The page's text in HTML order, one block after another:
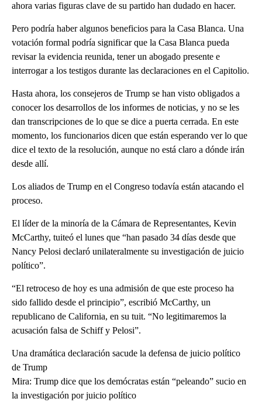
ahora varias figuras clave de su partido han dudado en hacer.
Pero podría haber algunos beneficios para la Casa Blanca. Una
votación formal podría significar que la Casa Blanca pueda
revisar la evidencia reunida, tener un abogado presente e
interrogar a los testigos durante las declaraciones en el Capitolio.
Hasta ahora, los consejeros de Trump se han visto obligados a
conocer los desarrollos de los informes de noticias, y no se les
dan transcripciones de lo que se dice a puerta cerrada. En este
momento, los funcionarios dicen que están esperando ver lo que
dice el texto de la resolución, aunque no está claro a dónde irán
desde allí.
Los aliados de Trump en el Congreso todavía están atacando el
proceso.
El líder de la minoría de la Cámara de Representantes, Kevin
McCarthy, tuiteó el lunes que “han pasado 34 días desde que
Nancy Pelosi declaró unilateralmente su investigación de juicio
político”.
“El retroceso de hoy es una admisión de que este proceso ha
sido fallido desde el principio”, escribió McCarthy, un
republicano de California, en su tuit. “No legitimaremos la
acusación falsa de Schiff y Pelosi”.
Una dramática declaración sacude la defensa de juicio político
de Trump
Mira: Trump dice que los demócratas están “peleando” sucio en
la investigación por juicio político